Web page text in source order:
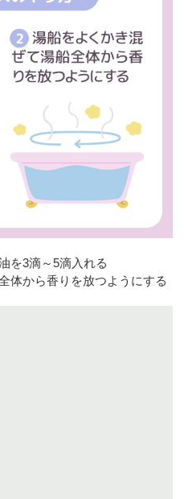
を3滴～5滴入れる
体から香りを放つようにする